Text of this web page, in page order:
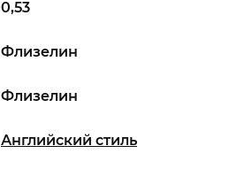
0,53
Английский стиль
Флизелин
Флизелин